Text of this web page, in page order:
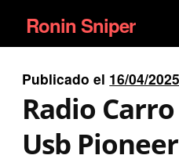
Ir
a
la
navegación
Ir
al
contenido
Ronin Sniper
EQUIPAMIENTO ÉLITE
PISTOLAS
Publicado el 16/04/2025
Radio
Usb